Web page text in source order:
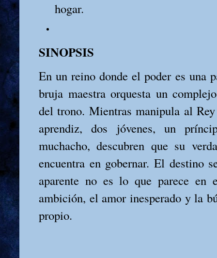
hogar.
SINOPSIS
En un reino donde el poder es una
bruja maestra orquesta un
del trono. Mientras manipula al
aprendiz, dos jóvenes, un
muchacho, descubren que su
encuentra en gobernar. El destino
aparente no es lo que parece en
ambición, el amor inesperado y la
propio.